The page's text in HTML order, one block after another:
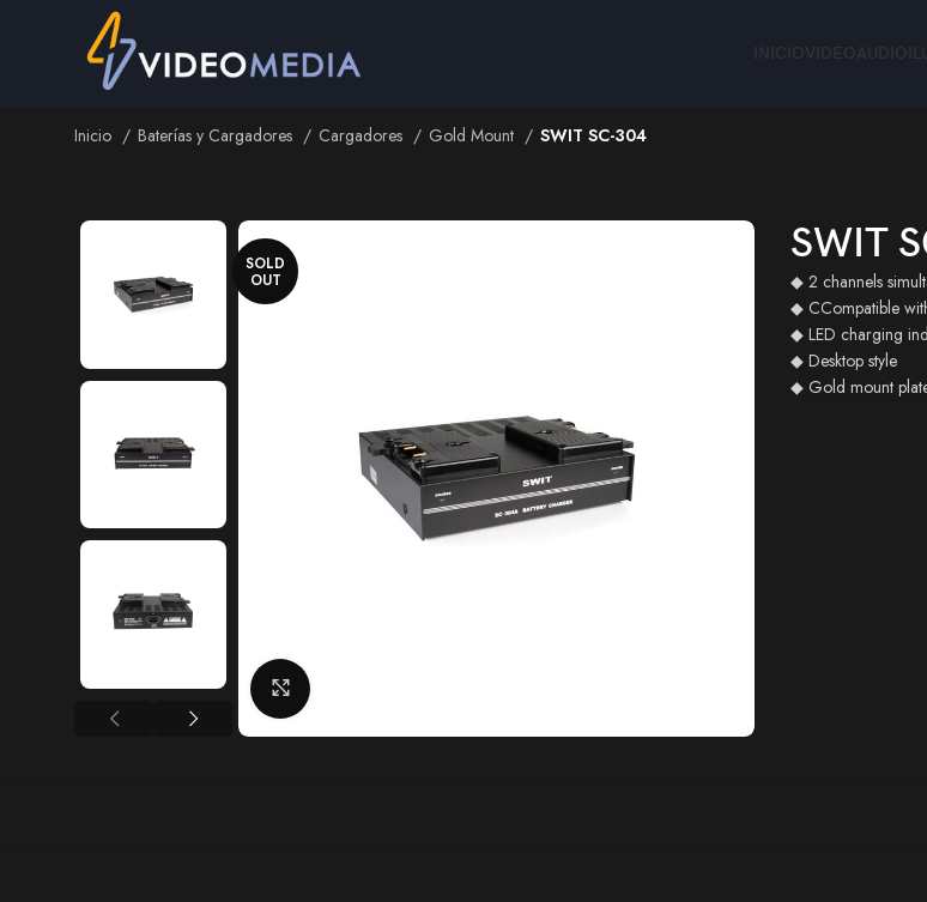
INICIOVIDEOAUDIO
Inicio Baterías y Cargadores Cargadores
Inicio Baterías y Cargadores Cargadores Gold Mount SWIT SC-304
SOLD
OUT
SWIT
◆ 2 channels
◆ CCompatible
◆ LED charging
◆ Desktop style
◆ Gold mount